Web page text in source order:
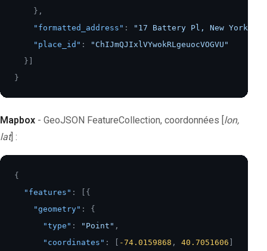
} ,
"formatted_address" :
"17 Battery Pl, New York,
"place_id" :
"ChIJmQJIxlVYwokRLgeuocVOGVU"
}
}
Mapbox - GeoJSON FeatureCollection, coordonnées [lon,
lat] :
{
"features" :
{
"geometry" :
{
"type" : "Point" ,
"coordinates" : -74.0159868 , 40.7051606